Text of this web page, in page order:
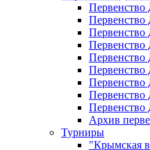
Архив
Турниры
"Крымская